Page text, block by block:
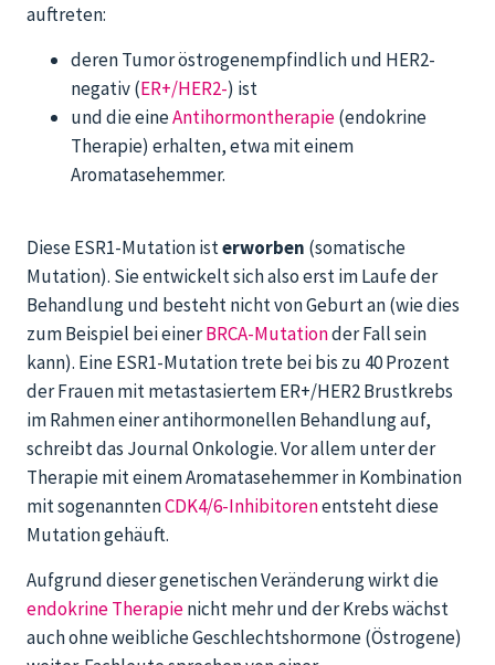
auftreten:
deren Tumor östrogenempfindlich und HER2-
negativ (ER+/HER2-) ist
und die eineAntihormontherapie(endokrine
Therapie) erhalten, etwa mit einem
Aromatasehemmer.
Diese ESR1-Mutation isterworben (somatische
Mutation). Sie entwickelt sich also erst im Laufe der
Behandlung und besteht nicht von Geburt an (wie dies
zum Beispiel bei einerBRCA-Mutationder Fall sein
kann). Eine ESR1-Mutation trete bei bis zu 40 Prozent
der Frauen mit metastasiertem ER+/HER2 Brustkrebs
im Rahmen einer antihormonellen Behandlung auf,
schreibt das Journal Onkologie. Vor allem unter der
Therapie mit einem Aromatasehemmer in Kombination
mit sogenanntenCDK4/6-Inhibitorenentsteht diese
Mutation gehäuft.
Aufgrund dieser genetischen Veränderung wirkt die
endokrine Therapienicht mehr und der Krebs wächst
auch ohne weibliche Geschlechtshormone (Östrogene)